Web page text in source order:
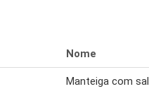
Nome
Manteiga com sal